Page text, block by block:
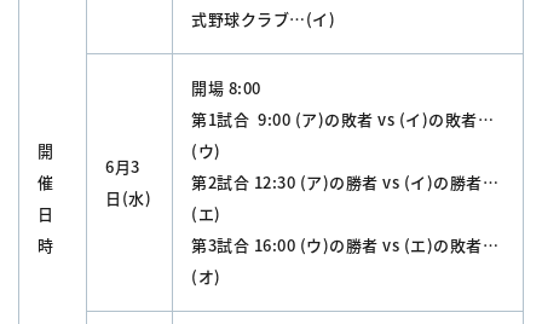
開
催
日
時
式野球クラブ…(イ)
6月3
日(水)
開場 8:00
第1試合 9:00 (ア)の敗者 vs (イ)の敗者…
(ウ)
第2試合 12:30 (ア)の勝者 vs (イ)の勝者…
(エ)
第3試合 16:00 (ウ)の勝者 vs (エ)の敗者…
(オ)